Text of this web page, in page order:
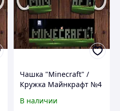
Чашка "Minecraft" /
Кружка Майнкрафт №4
В наличии